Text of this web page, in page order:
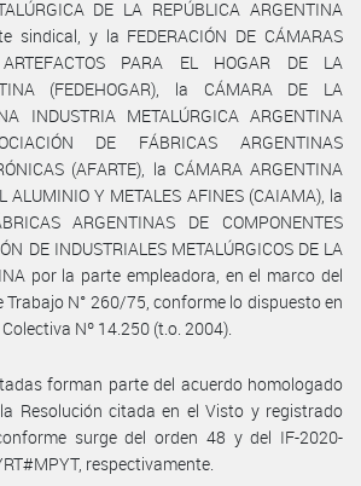
DE LA REPÚBLICA ARGENTINA
sindical, y la FEDERACIÓN DE CÁMARAS
PARA EL HOGAR DE LA
(FEDEHOGAR), la CÁMARA DE LA
INDUSTRIA METALÚRGICA ARGENTINA
DE FÁBRICAS ARGENTINAS
(AFARTE), la CÁMARA ARGENTINA
ALUMINIO Y METALES AFINES (CAIAMA), la
ARGENTINAS DE COMPONENTES
DE INDUSTRIALES METALÚRGICOS DE LA
por la parte empleadora, en el marco del
Trabajo N° 260/75, conforme lo dispuesto en
Nº 14.250 (t.o. 2004).
forman parte del acuerdo homologado
Resolución citada en el Visto y registrado
surge del orden 48 y del IF-2020-
respectivamente.